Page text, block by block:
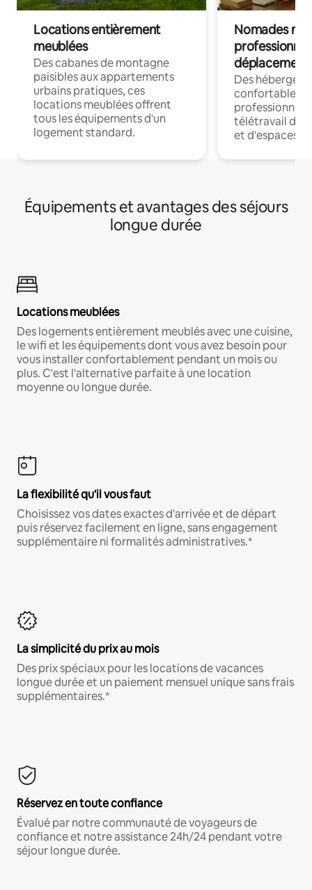
Locations entièrement
meublées
Des cabanes de montagne
paisibles aux appartements
urbains pratiques, ces
locations meublées offrent
tous les équipements d'un
logement standard.
Nomades
déplacement
Des
confortables
professionnels
télétravail
et d'espaces
Équipements et avantages des séjours
longue durée
Locations meublées
Des logements entièrement meublés avec une cuisine,
le wifi et les équipements dont vous avez besoin pour
vous installer confortablement pendant un mois ou
plus. C'est l'alternative parfaite à une location
moyenne ou longue durée.
La flexibilité qu'il vous faut
Choisissez vos dates exactes d'arrivée et de départ
puis réservez facilement en ligne, sans engagement
supplémentaire ni formalités administratives.*
La simplicité du prix au mois
Des prix spéciaux pour les locations de vacances
longue durée et un paiement mensuel unique sans frais
supplémentaires.*
Réservez en toute confiance
Évalué par notre communauté de voyageurs de
confiance et notre assistance 24h/24 pendant votre
séjour longue durée.